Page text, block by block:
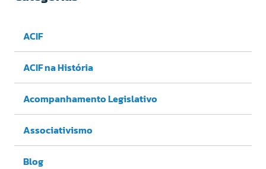
ACIF
ACIF na História
Acompanhamento Legislativo
Associativismo
Blog